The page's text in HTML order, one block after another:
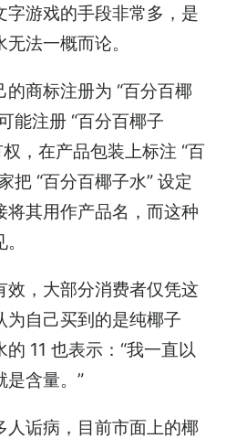
字游戏的手段非常多，是
法一概而论。
商标注册为 “百分百椰
能注册 “百分百椰子
，在产品包装上标注 “百
把 “百分百椰子水” 设定
将其用作产品名，而这种
效，大部分消费者仅凭这
为自己买到的是纯椰子
11 也表示：“我一直以
是含量。”
人诟病，目前市面上的椰